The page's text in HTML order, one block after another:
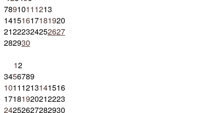
78910111213
14151617181920
21222324252627
282930
12
3456789
10111213141516
17181920212223
24252627282930